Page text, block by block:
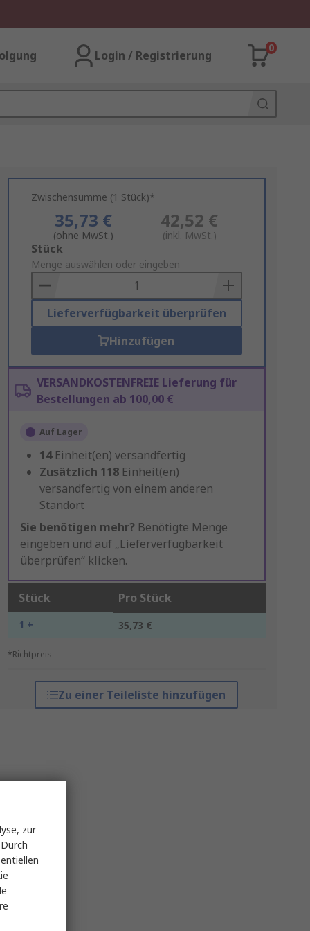
Login / Registrierung
0
Zwischensumme (1 Stück)*
35,73 €
(ohne MwSt.)
42,52 €
(inkl. MwSt.)
Add
to
Basket
Stück
Menge auswählen oder eingeben
Lieferverfügbarkeit überprüfen
Hinzufügen
VERSANDKOSTENFREIE Lieferung für
Bestellungen ab 100,00 €
Auf Lager
14 Einheit(en) versandfertig
Zusätzlich 118 Einheit(en)
versandfertig von einem anderen
Standort
Sie benötigen mehr? Benötigte Menge
eingeben und auf „Lieferverfügbarkeit
überprüfen“ klicken.
Stück Pro Stück
1 + 35,73 €
*Richtpreis
Zu einer Teileliste hinzufügen
zur